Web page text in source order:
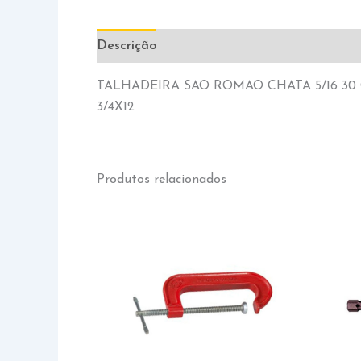
Descrição
TALHADEIRA SAO ROMAO CHATA 5/16 30
3/4X12
Produtos relacionados